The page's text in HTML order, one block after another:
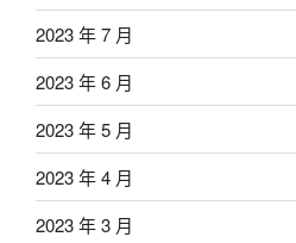
2023 年 7 月
2023 年 6 月
2023 年 5 月
2023 年 4 月
2023 年 3 月